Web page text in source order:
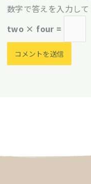
数字で答えを入力し
two × four =